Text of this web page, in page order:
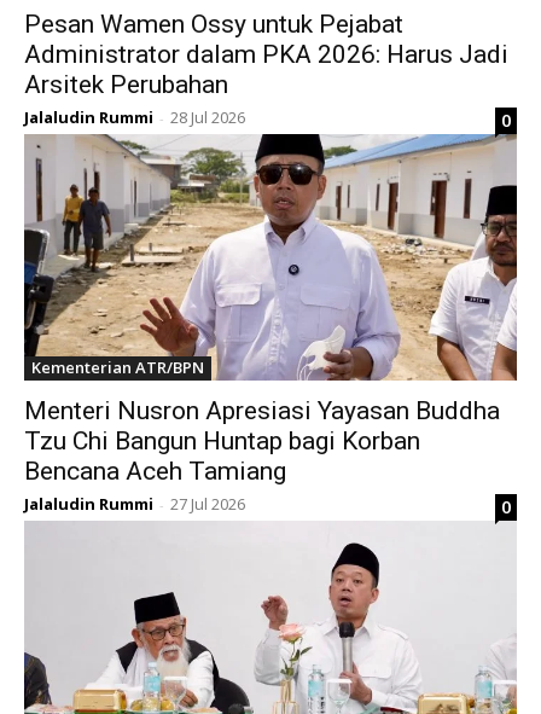
Pesan Wamen Ossy untuk Pejabat
Administrator dalam PKA 2026: Harus Jadi
Arsitek Perubahan
Jalaludin Rummi - 28 Jul 2026 0
Kementerian ATR/BPN
Menteri Nusron Apresiasi Yayasan Buddha
Tzu Chi Bangun Huntap bagi Korban
Bencana Aceh Tamiang
Jalaludin Rummi - 27 Jul 2026 0